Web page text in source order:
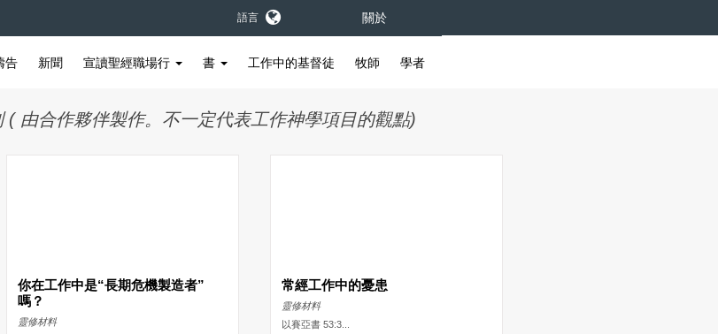
語言 關於
告 新聞 宣讀聖經職場行 書 工作中的基督徒 牧師 學者
( 由合作夥伴製作。不一定代表工作神學項目的觀點)
你在工作中是“長期危機製造者”
嗎？
靈修材料
常經工作中的憂患
靈修材料
以賽亞書 53:3...